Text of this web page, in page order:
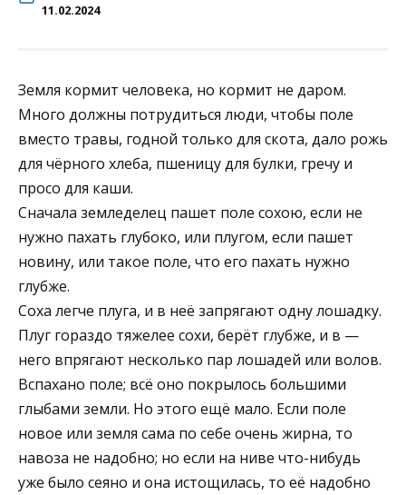
11.02.2024
Земля кормит человека, но кормит не даром.
Много должны потрудиться люди, чтобы поле
вместо травы, годной только для скота, дало рожь
для чёрного хлеба, пшеницу для булки, гречу и
просо для каши.
Сначала земледелец пашет поле сохою, если не
нужно пахать глубоко, или плугом, если пашет
новину, или такое поле, что его пахать нужно
глубже.
Соха легче плуга, и в неё запрягают одну лошадку.
Плуг гораздо тяжелее сохи, берёт глубже, и в —
него впрягают несколько пар лошадей или волов.
Вспахано поле; всё оно покрылось большими
глыбами земли. Но этого ещё мало. Если поле
новое или земля сама по себе очень жирна, то
навоза не надобно; но если на ниве что-нибудь
уже было сеяно и она истощилась, то её надобно